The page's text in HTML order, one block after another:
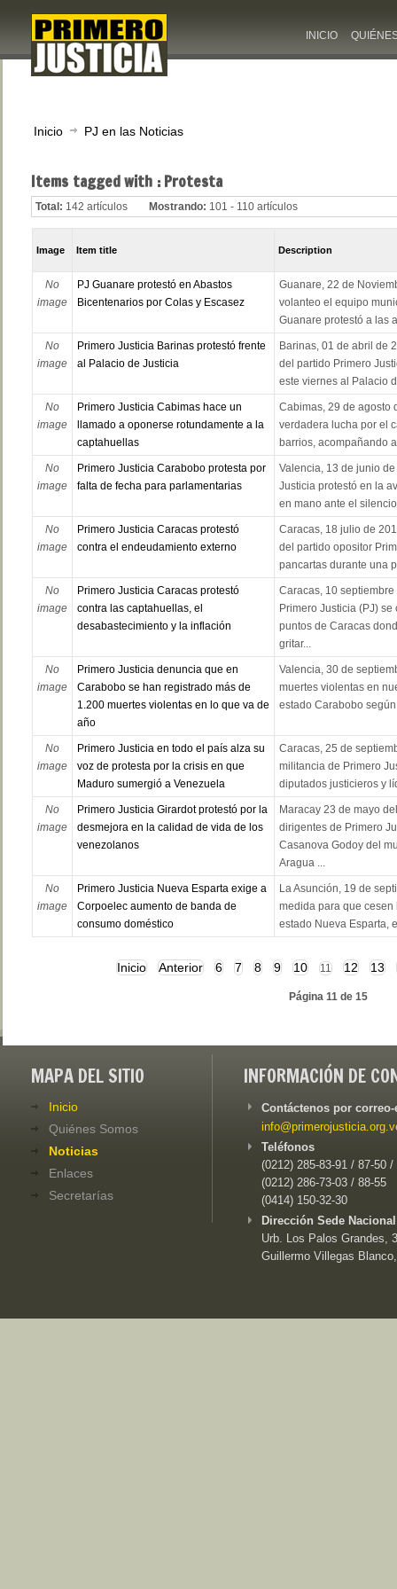
INICIO
Inicio PJ en las Noticias
Items tagged with : Protesta
Total: 142 artículos Mostrando: 101 - 110 artículos
Image Item title Description
No
image
PJ Guanare protestó en Abastos
Bicentenarios por Colas y Escasez
Guanare, 22 de
volanteo el equipo
Guanare protestó a las
No
image
Primero Justicia Barinas protestó frente
al Palacio de Justicia
Barinas, 01 de abril de
del partido Primero
este viernes al Palacio
No
image
Primero Justicia Cabimas hace un
llamado a oponerse rotundamente a la
captahuellas
Cabimas, 29 de agosto
verdadera lucha por el
barrios, acompañando
No
image
Primero Justicia Carabobo protesta por
falta de fecha para parlamentarias
Valencia, 13 de junio
Justicia protestó en la
en mano ante el
No
image
Primero Justicia Caracas protestó
contra el endeudamiento externo
Caracas, 18 julio de
del partido opositor
pancartas durante una
No
image
Primero Justicia Caracas protestó
contra las captahuellas, el
desabastecimiento y la inflación
Caracas, 10
Primero Justicia (PJ)
puntos de Caracas
gritar...
No
image
Primero Justicia denuncia que en
Carabobo se han registrado más de
1.200 muertes violentas en lo que va de
año
Valencia, 30 de
muertes violentas en
estado Carabobo
No
image
Primero Justicia en todo el país alza su
voz de protesta por la crisis en que
Maduro sumergió a Venezuela
Caracas, 25 de
militancia de Primero
diputados justicieros y
No
image
Primero Justicia Girardot protestó por la
desmejora en la calidad de vida de los
venezolanos
Maracay 23 de mayo
dirigentes de Primero
Casanova Godoy del
Aragua ...
No
image
Primero Justicia Nueva Esparta exige a
Corpoelec aumento de banda de
consumo doméstico
La Asunción, 19 de
medida para que
estado Nueva Esparta,
Inicio Anterior 6 7 8 9 10 11 12 13
Página 11 de 15
MAPA DEL SITIO
Inicio
Quiénes Somos
Noticias
Enlaces
Secretarías
INFORMACIÓN DE
Contáctenos por
Teléfonos
(0212) 285-83-91 / 87-50 /
(0212) 286-73-03 / 88-55
(0414) 150-32-30
Dirección Sede
Urb. Los Palos Grandes,
Guillermo Villegas